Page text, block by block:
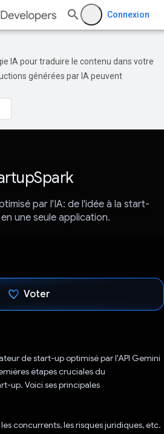
Connexion
IA pour traduire le contenu dans votre
générées par IA peuvent
par l'IA: de l'idée à la start-
une seule application.
Voter
de start-up optimisé par l'API Gemini
étapes cruciales du
up. Voici ses principales
concurrents, les risques juridiques, etc.